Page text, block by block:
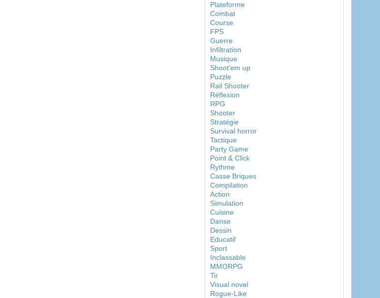
Plateforme
Combat
Course
FPS
Guerre
Infiltration
Musique
Shoot'em up
Puzzle
Rail Shooter
Réflexion
RPG
Shooter
Stratégie
Survival horror
Tactique
Party Game
Point & Click
Rythme
Casse Briques
Compilation
Action
Simulation
Cuisine
Danse
Dessin
Educatif
Sport
Inclassable
MMORPG
Tir
Visual novel
Rogue-Like